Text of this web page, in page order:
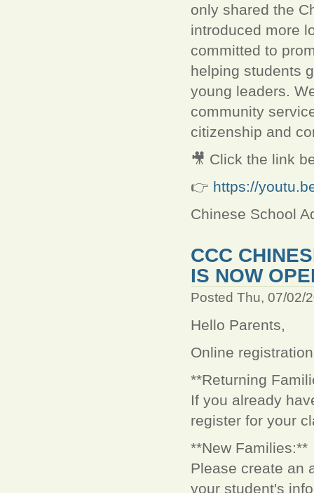
only shared the
introduced more
committed to
helping students
young leaders.
community
citizenship and
🎥 Click the link
👉 https://
Chinese School
CCC
IS NOW
Posted Thu, 07/02/
Hello Parents,
Online
**Returning
If you already
register for your
**New Families:**
Please create an
your student's